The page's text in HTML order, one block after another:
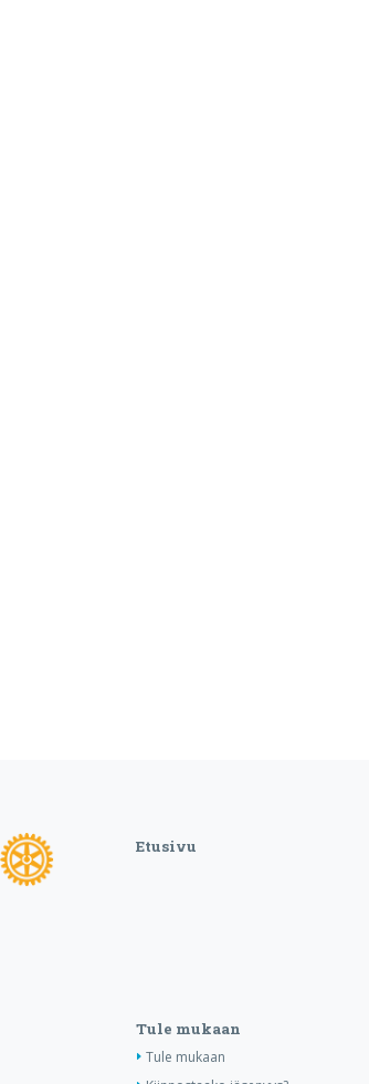
Etusivu
Tule mukaan
Tule mukaan